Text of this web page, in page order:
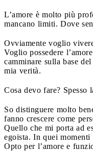
L’amore è molto più
mancano limiti. Dove
Ovviamente voglio
Voglio possedere
camminare sulla base
mia verità.
Cosa devo fare? Spesso
So distinguere molto
fanno crescere come
Quello che mi porta ad
egoista. In quei
Opto per l’amore e